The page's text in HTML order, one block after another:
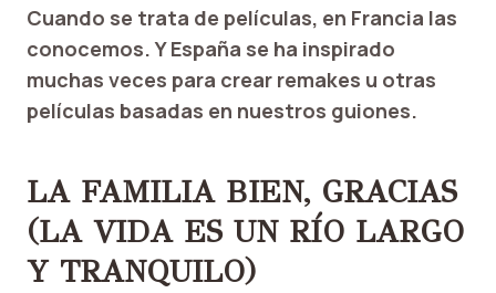
Cuando se trata de películas, en Francia las
conocemos. Y España se ha inspirado
muchas veces para crear remakes u otras
películas basadas en nuestros guiones.
LA FAMILIA BIEN, GRACIAS
(LA VIDA ES UN RÍO LARGO
Y TRANQUILO)